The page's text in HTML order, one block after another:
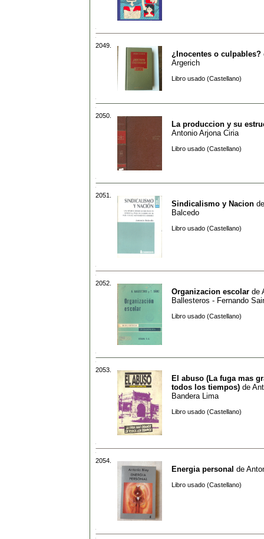
2049.
¿Inocentes o culpables?
Argerich
Libro usado (Castellano)
2050.
La produccion y su
Antonio Arjona Ciria
Libro usado (Castellano)
2051.
Sindicalismo y Nacion
Balcedo
Libro usado (Castellano)
2052.
Organizacion escolar de
Ballesteros - Fernando
Libro usado (Castellano)
2053.
El abuso (La fuga mas
todos los tiempos) de
Bandera Lima
Libro usado (Castellano)
2054.
Energia personal de
Libro usado (Castellano)